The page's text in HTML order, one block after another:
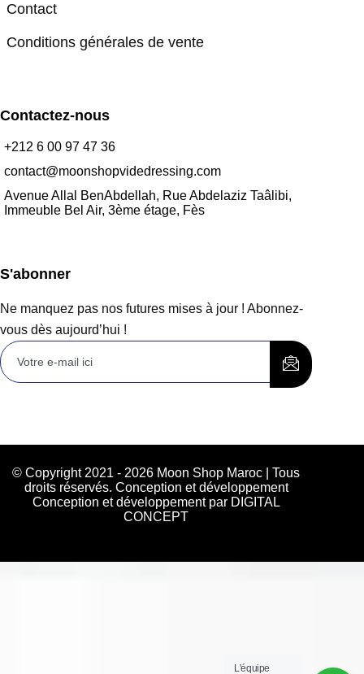
Contact
Conditions générales de vente
Contactez-nous
+212 6 00 97 47 36
contact@moonshopvidedressing.com
Avenue Allal BenAbdellah, Rue Abdelaziz Taâlibi,
Immeuble Bel Air, 3ème étage, Fès
S'abonner
Ne manquez pas nos futures mises à jour ! Abonnez-
vous dès aujourd’hui !
© Copyright 2021 - 2026 Moon Shop Maroc | Tous
droits réservés. Conception et développement
Conception et développement par DIGITAL
CONCEPT
L'équipe